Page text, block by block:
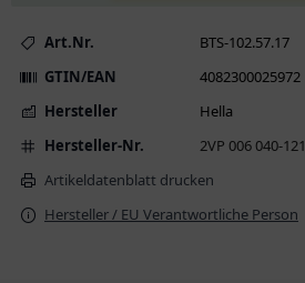
Art.Nr.
BTS-102.57.17
GTIN/EAN
4082300025972
Hersteller
Hella
Hersteller-Nr.
2VP 006 040-121
Artikeldatenblatt drucken
Hersteller / EU Verantwortliche Person